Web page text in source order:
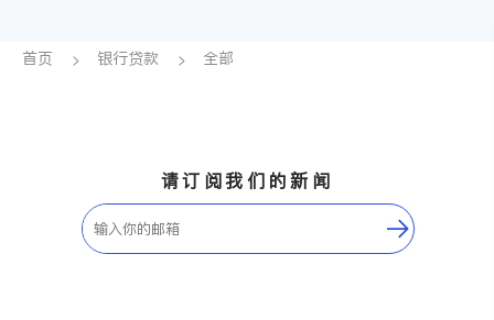
银行贷款
非盈利组织
首页 银行贷款 全部
请订阅我们的新闻